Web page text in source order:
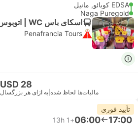
EDSA کوبائو, مانیل
Naga Puregold
اسکای باس WC | اتوبوس #Z5
Penafrancia Tours
USD 28
مالیات‌ها لحاظ شده به ازای هر بزرگسال
تأیید فوری
17:00
06:00
+1
13h